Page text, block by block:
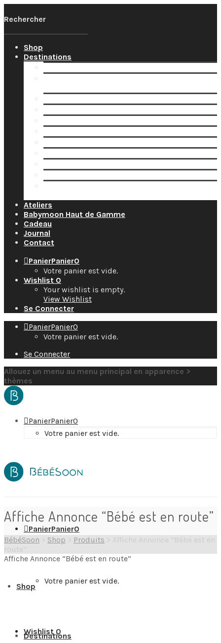
Shop
Destinations
Ateliers
Babymoon Haut de Gamme
Cadeau
Journal
Contact
PanierPanier0
Votre panier est vide.
Wishlist 0
Your wishlist is empty.
View Wishlist
Se Connecter
PanierPanier0
Votre panier est vide.
Se Connecter
Allouez un menu au menu principal en apparence >
thèmes
PanierPanier0
Votre panier est vide.
PanierPanier0
Votre panier est vide.
Wishlist 0
Shop
Destinations
Affiche Annonce “Bébé est en route”
BébéSoon Shop Produits
Affiche Annonce “Bébé est en
route”
Affiche Annonce “Bébé est en route”